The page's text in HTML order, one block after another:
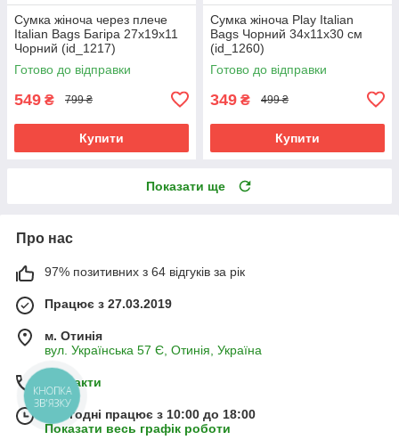
Сумка жіноча через плече
Italian Bags Багіра 27х19х11
Чорний (id_1217)
Готово до відправки
549 ₴ 799 ₴
Купити
Сумка жіноча Play Italian
Bags Чорний 34х11х30 см
(id_1260)
Готово до відправки
349 ₴ 499 ₴
Купити
Показати ще
Про нас
97% позитивних з 64 відгуків за рік
Працює з 27.03.2019
м. Отинія
вул. Українська 57 Є, Отинія, Україна
Контакти
Сьогодні працює з 10:00 до 18:00
Показати весь графік роботи
КНОПКА
ЗВ'ЯЗКУ